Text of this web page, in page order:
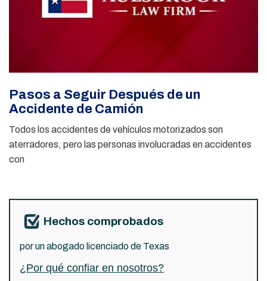
Pasos a Seguir Después de un
Accidente de Camión
Todos los accidentes de vehículos motorizados son
aterradores, pero las personas involucradas en accidentes
con
Hechos comprobados
por un abogado licenciado de Texas
¿Por qué confiar en nosotros?